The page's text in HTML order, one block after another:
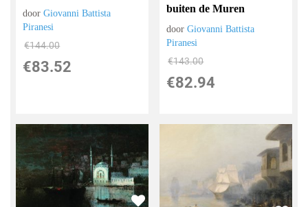
doorGiovanni Battista
Piranesi
€144.00
€83.52
buiten de Muren
doorGiovanni Battista
Piranesi
€143.00
€82.94